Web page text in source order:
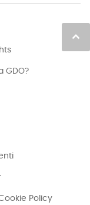
keyboard_arrow_up
GDO?
Policy